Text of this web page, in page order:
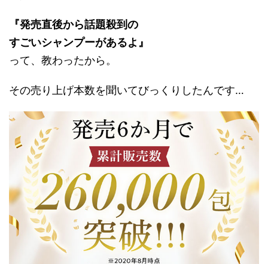
『発売直後から話題殺到の
すごいシャンプーがあるよ』
って、教わったから。
その売り上げ本数を聞いてびっくりしたんです…